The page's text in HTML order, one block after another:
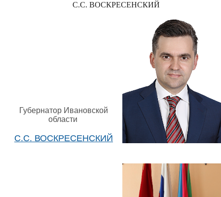
С.С. ВОСКРЕСЕНСКИЙ
Губернатор Ивановской
области
С.С. ВОСКРЕСЕНСКИЙ